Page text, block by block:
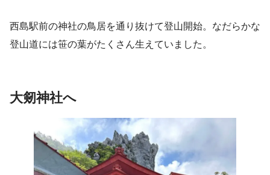
西島駅前の神社の鳥居を通り抜けて登山開始。なだらかな
登山道には笹の葉がたくさん生えていました。
大剱神社へ